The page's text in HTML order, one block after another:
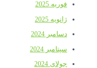
فوریه 2025
ژانویه 2025
دسامبر 2024
سپتامبر 2024
جولای 2024